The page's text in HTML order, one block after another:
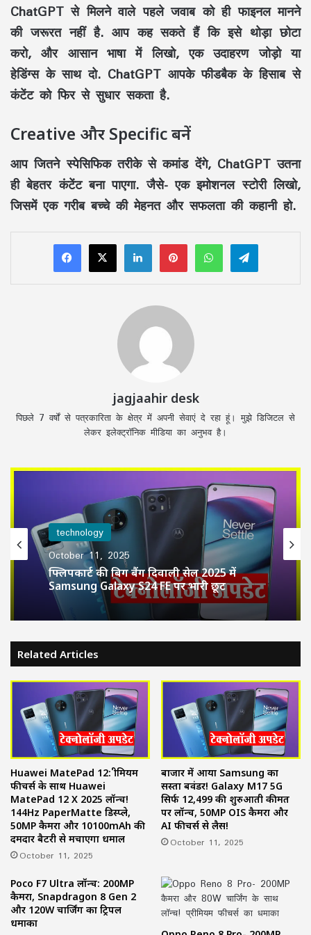
ChatGPT से मिलने वाले पहले जवाब को ही फाइनल मानने
की जरूरत नहीं है. आप कह सकते हैं कि इसे थोड़ा छोटा
करो, और आसान भाषा में लिखो, एक उदाहरण जोड़ो या
हेडिंग्स के साथ दो. ChatGPT आपके फीडबैक के हिसाब से
कंटेंट को फिर से सुधार सकता है.
Creative और Specific बनें
आप जितने स्पेसिफिक तरीके से कमांड देंगे, ChatGPT उतना
ही बेहतर कंटेंट बना पाएगा. जैसे- एक इमोशनल स्टोरी लिखो,
जिसमें एक गरीब बच्चे की मेहनत और सफलता की कहानी हो.
LinkedInPinterestWhatsAppTelegram
jagjaahir desk
पिछले 7 वर्षों से पत्रकारिता के क्षेत्र में अपनी सेवाएं दे रहा हूं। मुझे डिजिटल से
लेकर इलेक्ट्रॉनिक मीडिया का अनुभव है।
technology
October 11, 2025
फ्लिपकार्ट की बिग बैंग दिवाली सेल 2025 में
Samsung Galaxy S24 FE पर भारी छूट
Related Articles
Huawei MatePad 12: प्रीमियम
फीचर्स के साथ Huawei
MatePad 12 X 2025 लॉन्च!
144Hz PaperMatte डिस्प्ले,
50MP कैमरा और 10100mAh की
दमदार बैटरी से मचाएगा धमाल
October 11, 2025
बाजार में आया Samsung का
सस्ता बवंडर! Galaxy M17 5G
सिर्फ ₹12,499 की शुरुआती कीमत
पर लॉन्च, 50MP OIS कैमरा और
AI फीचर्स से लैस!
October 11, 2025
Poco F7 Ultra लॉन्च: 200MP
कैमरा, Snapdragon 8 Gen 2
और 120W चार्जिंग का ट्रिपल
धमाका